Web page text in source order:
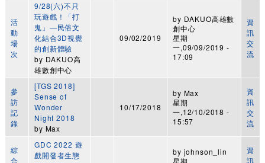
活
動
場
次
9/28(六)不只
玩遊戲！「打
鬼」—民俗文
化結合3D視覺
的創新體驗
by DAKUO高
雄數創中心
09/02/2019
by DAKUO高雄數
創中心
星期
一,09/09/2019 -
17:09
資
訊
交
流
參
訪
記
錄
[TGS 2018]
Sense of
Wonder
Night 2018
by Max
10/17/2018
by Max
星期
一,12/10/2018 -
15:57
資
訊
交
流
綜
合
GDC 2022 遊
戲開發者生態
by johnson_lin
資
訊